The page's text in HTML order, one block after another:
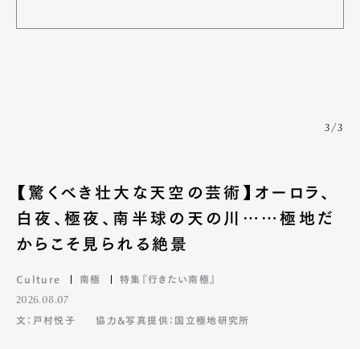
3/3
【驚くべき壮大な天空の芸術】オーロラ、
白夜、極夜、南半球の天の川……極地だ
からこそ見られる絶景
Culture 南極 特集『行きたい南極』
2026.08.07
文：戸村悦子
協力&写真提供：国立極地研究所